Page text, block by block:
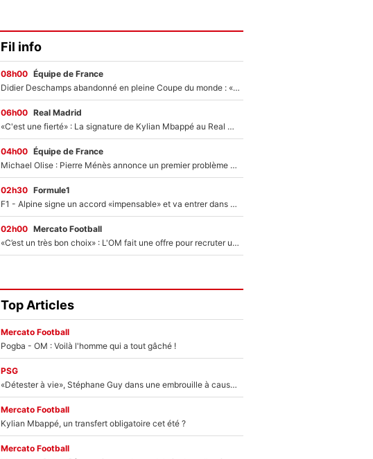
Fil info
08h00 Équipe de France
Didier Deschamps abandonné en pleine Coupe du monde : «La FFF était déjà passée à Zinedine Zidane»
06h00 Real Madrid
«C'est une fierté» : La signature de Kylian Mbappé au Real Madrid continue de régaler l'Espagne
04h00 Équipe de France
Michael Olise : Pierre Ménès annonce un premier problème pour Zinedine Zidane en équipe de France
02h30 Formule1
F1 - Alpine signe un accord «impensable» et va entrer dans une nouvelle dimension : Grande nouvelle pour Pierre Gasly !
02h00 Mercato Football
«C’est un très bon choix» : L'OM fait une offre pour recruter un ancien joueur du PSG... et c'est validé dans l'After Foot !
Top Articles
Mercato Football
Pogba - OM : Voilà l'homme qui a tout gâché !
PSG
«Détester à vie», Stéphane Guy dans une embrouille à cause du PSG !
Mercato Football
Kylian Mbappé, un transfert obligatoire cet été ?
Mercato Football